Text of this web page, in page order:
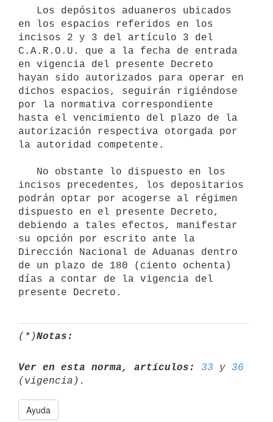
en los espacios referidos en los
incisos 2 y 3 del artículo 3 del
C.A.R.O.U. que a la fecha de entrada
en vigencia del presente Decreto
hayan sido autorizados para operar en
dichos espacios, seguirán rigiéndose
por la normativa correspondiente
hasta el vencimiento del plazo de la
autorización respectiva otorgada por
la autoridad competente.
incisos precedentes, los depositarios
podrán optar por acogerse al régimen
dispuesto en el presente Decreto,
debiendo a tales efectos, manifestar
su opción por escrito ante la
Dirección Nacional de Aduanas dentro
de un plazo de 180 (ciento ochenta)
días a contar de la vigencia del
(*)Notas:
Ver en esta norma, artículos: 33 y 36
Ayuda